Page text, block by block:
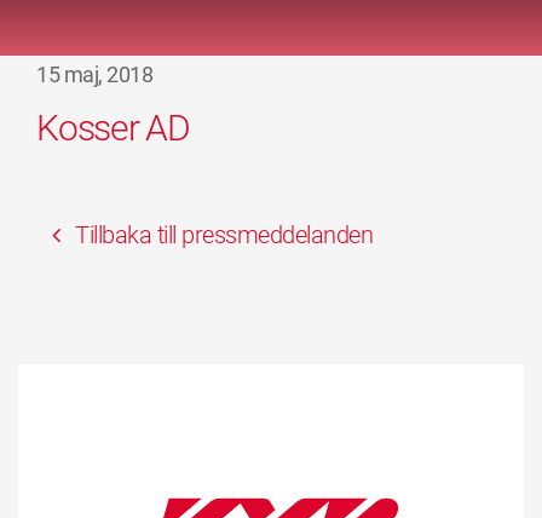
15 maj, 2018
Kosser AD
Tillbaka till pressmeddelanden